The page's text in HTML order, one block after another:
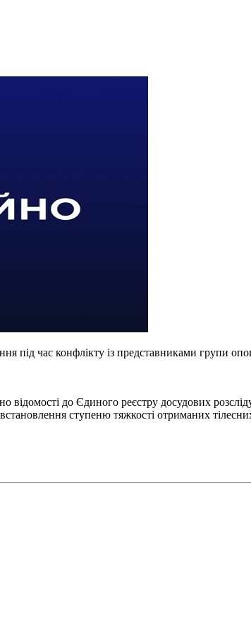
під час конфлікту із представниками
відомості до Єдиного реєстру досудових
ступеню тяжкості отриманих